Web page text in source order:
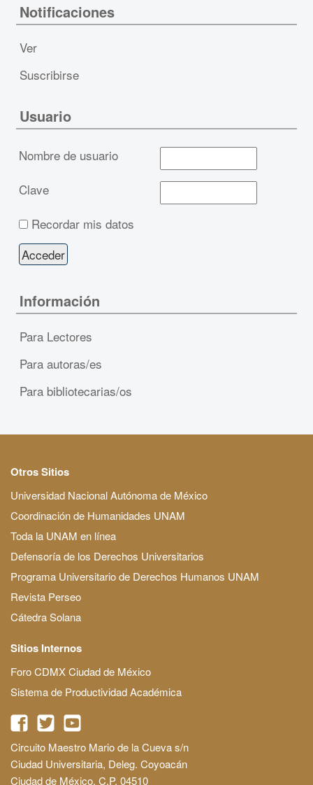
Notificaciones
Ver
Suscribirse
Usuario
Nombre de usuario
Clave
Recordar mis datos
Información
Para Lectores
Para autoras/es
Para bibliotecarias/os
Otros Sitios
Universidad Nacional Autónoma de México
Coordinación de Humanidades UNAM
Toda la UNAM en línea
Defensoría de los Derechos Universitarios
Programa Universitario de Derechos Humanos UNAM
Revista Perseo
Cátedra Solana
Sitios Internos
Foro CDMX Ciudad de México
Sistema de Productividad Académica
Circuito Maestro Mario de la Cueva s/n
Ciudad Universitaria, Deleg. Coyoacán
Ciudad de México, C.P. 04510